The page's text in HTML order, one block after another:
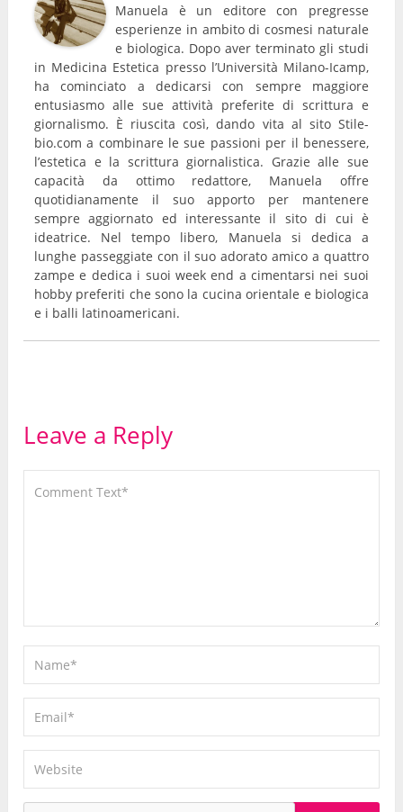
Manuela è un editore con pregresse
esperienze in ambito di cosmesi naturale
e biologica. Dopo aver terminato gli studi
in Medicina Estetica presso l’Università Milano-Icamp,
ha cominciato a dedicarsi con sempre maggiore
entusiasmo alle sue attività preferite di scrittura e
giornalismo. È riuscita così, dando vita al sito Stile-
bio.com a combinare le sue passioni per il benessere,
l’estetica e la scrittura giornalistica. Grazie alle sue
capacità da ottimo redattore, Manuela offre
quotidianamente il suo apporto per mantenere
sempre aggiornato ed interessante il sito di cui è
ideatrice. Nel tempo libero, Manuela si dedica a
lunghe passeggiate con il suo adorato amico a quattro
zampe e dedica i suoi week end a cimentarsi nei suoi
hobby preferiti che sono la cucina orientale e biologica
e i balli latinoamericani.
Leave a Reply